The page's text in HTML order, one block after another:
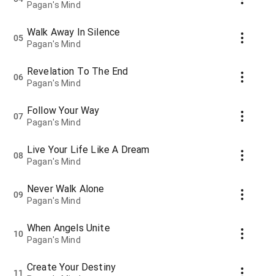
Pagan's Mind
05 Walk Away In Silence
Pagan's Mind
06 Revelation To The End
Pagan's Mind
07 Follow Your Way
Pagan's Mind
08 Live Your Life Like A Dream
Pagan's Mind
09 Never Walk Alone
Pagan's Mind
10 When Angels Unite
Pagan's Mind
11 Create Your Destiny